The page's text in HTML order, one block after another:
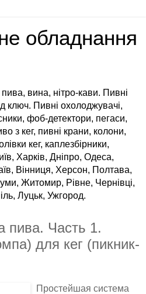
обладнання
вина, нітро-кави. Пивні
ключ. Пивні охолоджувачі,
фоб-детектори, пегаси,
з кег, пивні крани, колони,
кег, каплезбірники,
Харків, Дніпро, Одеса,
Вінниця, Херсон, Полтава,
Житомир, Рівне, Чернівці,
Луцьк, Ужгород.
пива. Часть 1.
для кег (пикник-
Простейшая система